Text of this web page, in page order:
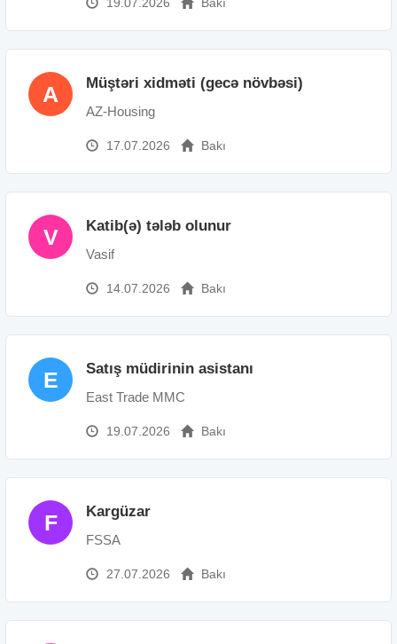
qaydaları barədə sualları cavablandırmaq
Partnyorlarla Əlaqə
Partnyor şirkətlərdən gələn sorğuları qəbul etmək və
müvafiq şöbələrə çatdırmaq
Digər ofislərimizlə koordinasiyanı təmin etmək
Digər Ofis İşləri
Daxili və xarici sənəd dövriyyəsini idarə etmək
Ofis işlərinin təşkilində köməklik göstərmək
Görüş və tədbirlərin təşkilində dəstək olmaq.
A Müştəri xidməti (gecə növbəsi)
AZ-Housing
17.07.2026 Bakı
V Katib(ə) tələb olunur
Vasif
14.07.2026 Bakı
E Satış müdirinin asistanı
East Trade MMC
19.07.2026 Bakı
F Kargüzar
FSSA
27.07.2026 Bakı